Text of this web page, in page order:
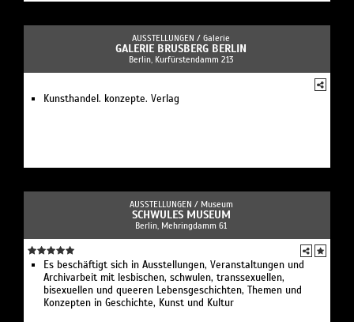
AUSSTELLUNGEN / Galerie
GALERIE BRUSBERG BERLIN
Berlin, Kurfürstendamm 213
Kunsthandel. konzepte. Verlag
AUSSTELLUNGEN / Museum
SCHWULES MUSEUM
Berlin, Mehringdamm 61
Es beschäftigt sich in Ausstellungen, Veranstaltungen und
Archivarbeit mit lesbischen, schwulen, transsexuellen,
bisexuellen und queeren Lebensgeschichten, Themen und
Konzepten in Geschichte, Kunst und Kultur